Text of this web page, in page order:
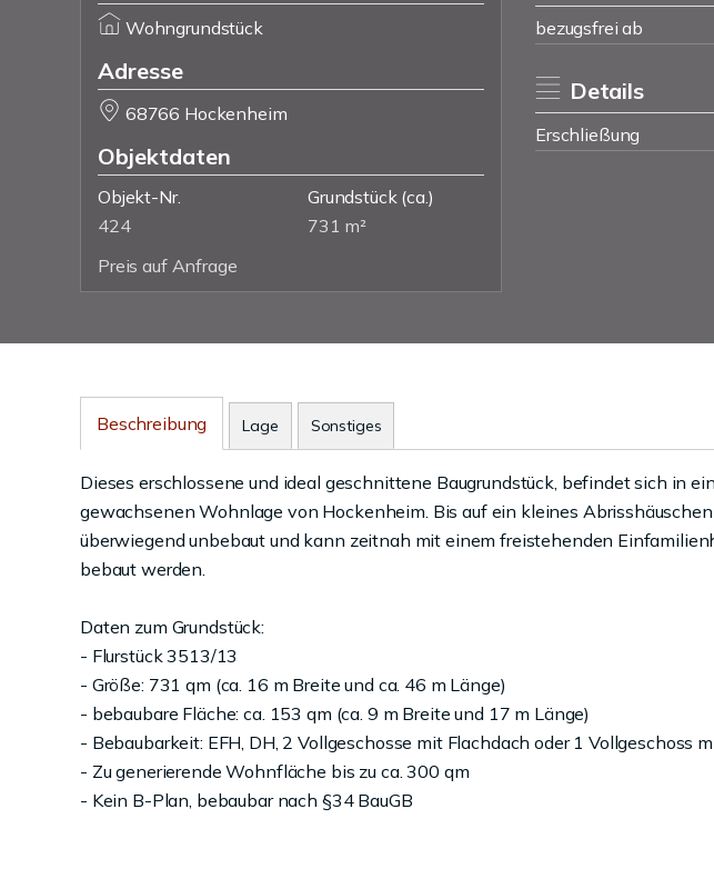
Wohngrundstück
Adresse
68766 Hockenheim
Objektdaten
Objekt-Nr.
424
Grundstück(ca.)
731 m²
Preis auf Anfrage
bezugsfrei ab
Details
Erschließung
Beschreibung Lage Sonstiges
Dieses erschlossene und ideal geschnittene Baugrundstück, befindet sich in
gewachsenen Wohnlage von Hockenheim. Bis auf ein kleines
überwiegend unbebaut und kann zeitnah mit einem freistehenden
bebaut werden.
Daten zum Grundstück:
- Flurstück 3513/13
- Größe: 731 qm (ca. 16 m Breite und ca. 46 m Länge)
- bebaubare Fläche: ca. 153 qm (ca. 9 m Breite und 17 m Länge)
- Bebaubarkeit: EFH, DH, 2 Vollgeschosse mit Flachdach oder 1 Vollgeschoss
- Zu generierende Wohnfläche bis zu ca. 300 qm
- Kein B-Plan, bebaubar nach §34 BauGB